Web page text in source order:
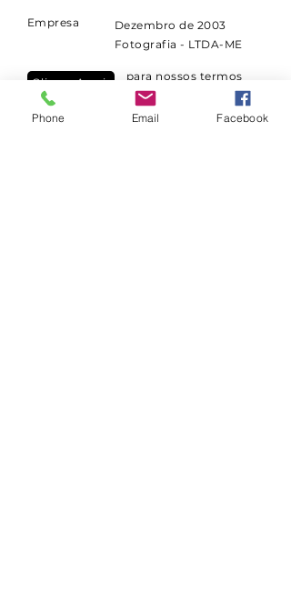
Empresa
Dezembro de 2003
Fotografia - LTDA-ME
Clique Aqui
para nossos termos
contratuais,
cancelamentos e
reembolsos
Phone Email Facebook